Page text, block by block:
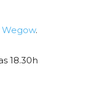
Wegow.
18.30h